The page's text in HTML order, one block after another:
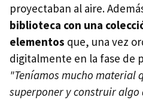
proyectaban al aire.
biblioteca con una
elementos que, una vez
digitalmente en la fase de
"Teníamos mucho material
superponer y construir algo